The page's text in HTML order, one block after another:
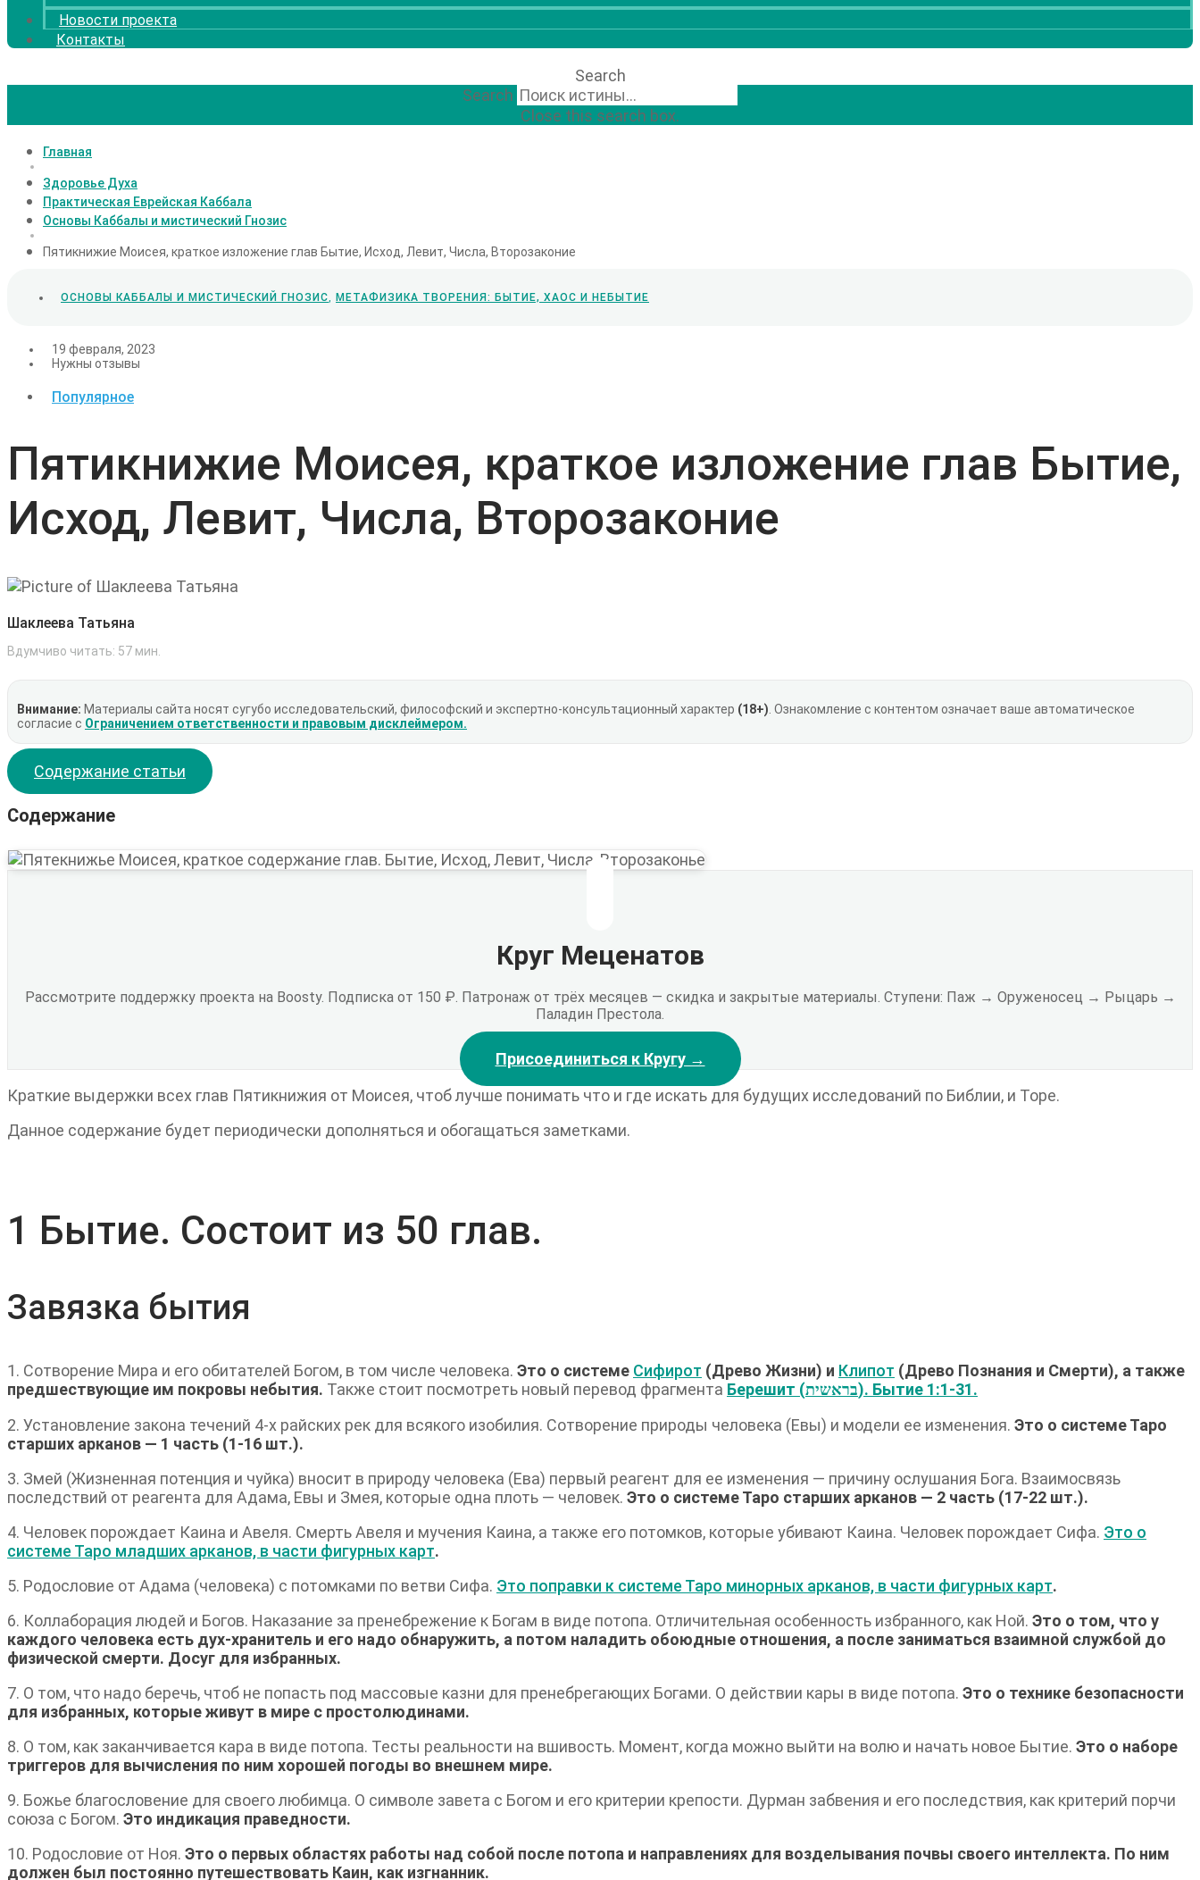
Новости проекта
Контакты
Search
Search
Close this search box.
Главная
Здоровье Духа
Практическая Еврейская Каббала
Основы Каббалы и мистический Гнозис
Пятикнижие Моисея, краткое изложение глав Бытие, Исход, Левит, Числа, Второзаконие
ОСНОВЫ КАББАЛЫ И МИСТИЧЕСКИЙ ГНОЗИС, МЕТАФИЗИКА ТВОРЕНИЯ: БЫТИЕ, ХАОС И НЕБЫТИЕ
19 февраля, 2023
Нужны отзывы
Популярное
Пятикнижие Моисея, краткое изложение глав Бытие,
Исход, Левит, Числа, Второзаконие
Шаклеева Татьяна
Вдумчиво читать: 57 мин.
Внимание: Материалы сайта носят сугубо исследовательский, философский и экспертно-консультационный характер (18+) . Ознакомление с контентом означает ваше автоматическое
согласие с Ограничением ответственности и правовым дисклеймером.
Содержание статьи
Содержание
Круг Меценатов
Рассмотрите поддержку проекта на Boosty. Подписка от 150 ₽. Патронаж от трёх месяцев — скидка и закрытые материалы. Ступени: Паж → Оруженосец → Рыцарь →
Паладин Престола.
Присоединиться к Кругу →
Краткие выдержки всех глав Пятикнижия от Моисея, чтоб лучше понимать что и где искать для будущих исследований по Библии, и Торе.
Данное содержание будет периодически дополняться и обогащаться заметками.
1 Бытие. Состоит из 50 глав.
Завязка бытия
1. Сотворение Мира и его обитателей Богом, в том числе человека. Это о системе Сифирот (Древо Жизни) и Клипот (Древо Познания и Смерти), а также
предшествующие им покровы небытия. Также стоит посмотреть новый перевод фрагмента
Берешит (בראשית‬). Бытие 1:1-31.
2. Установление закона течений 4-х райских рек для всякого изобилия. Сотворение природы человека (Евы) и модели ее изменения. Это о системе Таро
старших арканов — 1 часть (1-16 шт.).
3. Змей (Жизненная потенция и чуйка) вносит в природу человека (Ева) первый реагент для ее изменения — причину ослушания Бога. Взаимосвязь
последствий от реагента для Адама, Евы и Змея, которые одна плоть — человек. Это о системе Таро старших арканов — 2 часть (17-22 шт.).
4. Человек порождает Каина и Авеля. Смерть Авеля и мучения Каина, а также его потомков, которые убивают Каина. Человек порождает Сифа. Это о
системе Таро младших арканов, в части фигурных карт.
5. Родословие от Адама (человека) с потомками по ветви Сифа. Это поправки к системе Таро минорных арканов, в части фигурных карт.
6. Коллаборация людей и Богов. Наказание за пренебрежение к Богам в виде потопа. Отличительная особенность избранного, как Ной. Это о том, что у
каждого человека есть дух-хранитель и его надо обнаружить, а потом наладить обоюдные отношения, а после заниматься взаимной службой до
физической смерти. Досуг для избранных.
7. О том, что надо беречь, чтоб не попасть под массовые казни для пренебрегающих Богами. О действии кары в виде потопа. Это о технике безопасности
для избранных, которые живут в мире с простолюдинами.
8. О том, как заканчивается кара в виде потопа. Тесты реальности на вшивость. Момент, когда можно выйти на волю и начать новое Бытие. Это о наборе
триггеров для вычисления по ним хорошей погоды во внешнем мире.
9. Божье благословение для своего любимца. О символе завета с Богом и его критерии крепости. Дурман забвения и его последствия, как критерий порчи
союза с Богом. Это индикация праведности.
10. Родословие от Ноя. Это о первых областях работы над собой после потопа и направлениях для возделывания почвы своего интеллекта. По ним
должен был постоянно путешествовать Каин, как изгнанник.